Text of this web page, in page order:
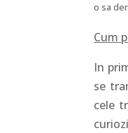
o sa
Cum
In
se
cele